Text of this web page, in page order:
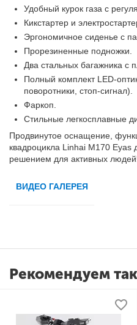
Удобный курок газа с
Кикстартер и
Эргономичное сиденье с
Прорезиненные подножки.
Два стальных багажника с
Полный комплект LED-
поворотники, стоп-сигнал).
Фаркоп.
Стильные легкосплавные
Продвинутое оснащение,
квадроцикла Linhai M170
решением для активных
ВИДЕО ГАЛЕРЕЯ
Рекомендуем